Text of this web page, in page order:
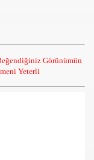
Görünümün
Yeterli